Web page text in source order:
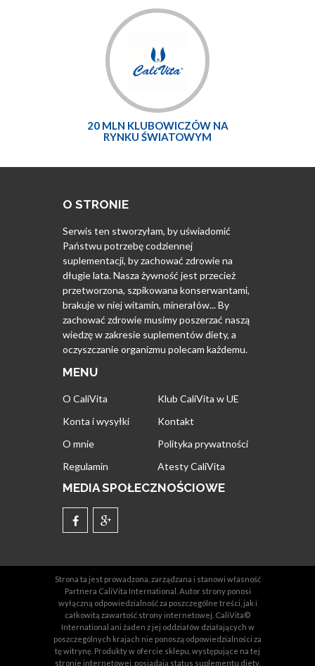
20 MLN KLUBOWICZÓW NA
RYNKU ŚWIATOWYM
O STRONIE
Serwis ten stworzyłam, by uświadomić
Państwu potrzebę codziennej
suplementacji, by zachować zdrowie na
długie lata. Nasza żywność jest przecież
przetworzona, szpikowana konserwantami,
brakuje w niej witamin, minerałów... By
zachować zdrowie musimy poszerzać naszą
wiedzę w zakresie suplementów diety, a
oczyszczanie organizmu polecam każdemu.
MENU
O CaliVita
Klub CaliVita w UE
Konta i wysyłki
Kontakt
O mnie
Polityka prywatności
Regulamin
Atesty CaliVita
MEDIA SPOŁECZNOŚCIOWE
Strona ta jest prowadzona, zarządzana i stanowi własność
Partnera CaliVita International. Autor strony ponosi
wyłączną odpowiedzialność za poszczególne treści, jak i
całkowitą zawartość strony internetowej. CaliVita©
International ani żaden z jej oddziałów działających w
poszczególnych krajach nie ponoszą odpowiedzialności za
tę witrynę. Produkty w ofercie sklepu, występujące na tej
stronie internetowej, posiadają status suplementu diety,